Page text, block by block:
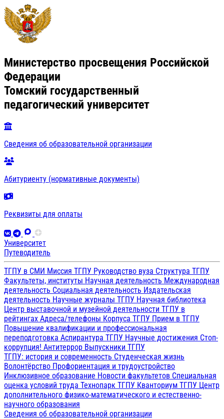
Министерство просвещения Российской
Федерации
Томский государственный
педагогический университет
Сведения об образовательной организации
Абитуриенту (нормативные документы)
Реквизиты для оплаты
Университет
Путеводитель
ТГПУ в СМИ Миссия ТГПУ Руководство вуза Структура ТГПУ
Факультеты, институты Научная деятельность Международная
деятельность Социальная деятельность Издательская
деятельность Научные журналы ТГПУ Научная библиотека
Центр выставочной и музейной деятельности ТГПУ в
рейтингах Адреса/телефоны Корпуса ТГПУ Прием в ТГПУ
Повышение квалификации и профессиональная
переподготовка Аспирантура ТГПУ Научные достижения Стоп-
коррупция! Антитеррор Выпускники ТГПУ
ТГПУ: история и современность Студенческая жизнь
Волонтёрство Профориентация и трудоустройство
Инклюзивное образование Новости факультетов Специальная
оценка условий труда Технопарк ТГПУ Кванториум ТГПУ Центр
дополнительного физико-математического и естественно-
научного образования
Сведения об образовательной организации